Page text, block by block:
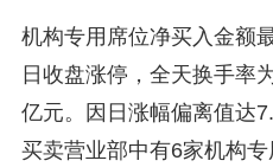
机构专用席位净买入金额
日收盘涨停，全天换手率
亿元。因日涨幅偏离值达
买卖营业部中有6家机构专